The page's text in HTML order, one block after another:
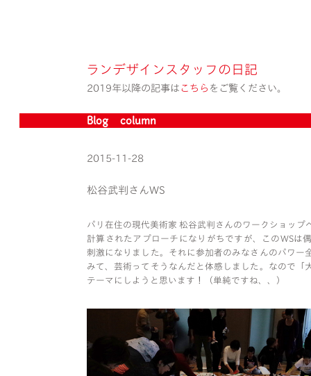
ランデザインスタッフの日記
2019年以降の記事は こちら をご覧ください。
Blog » column
2015-11-28
松谷武判さんWS
パリ在住の現代美術家 松谷武判さんのワークショップ
計算されたアプローチになりがちですが、このWSは
刺激になりました。それに参加者のみなさんのパワー
みて、芸術ってそうなんだと体感しました。なので「
テーマにしようと思います！（単純ですね、、）